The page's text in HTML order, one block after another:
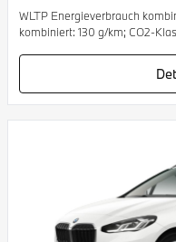
WLTP Energieverbrauch
kombiniert: 130 g/km; CO2-